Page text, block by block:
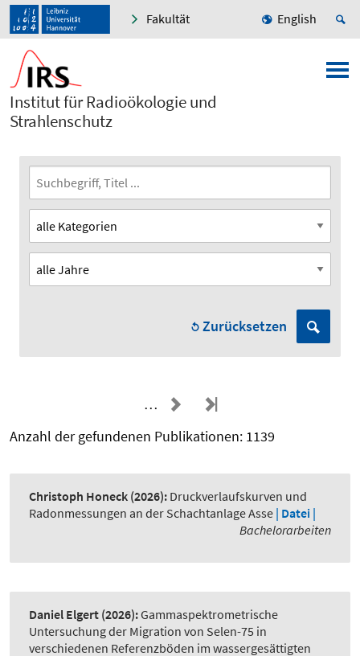
Fakultät English
Institut für Radioökologie und
Strahlenschutz
Zurücksetzen
…
Anzahl der gefundenen Publikationen: 1139
Christoph Honeck (2026): Druckverlaufskurven und
Radonmessungen an der Schachtanlage Asse | Datei |
Bachelorarbeiten
Daniel Elgert (2026):Gammaspektrometrische
Untersuchung der Migration von Selen-75 in
verschiedenen Referenzböden im wassergesättigten